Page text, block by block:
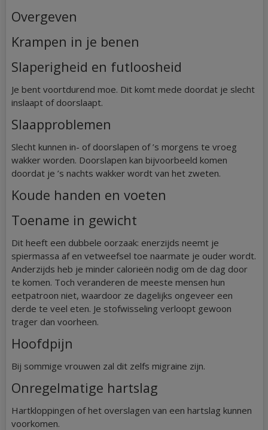
Overgeven
Krampen in je benen
Slaperigheid en futloosheid
Je bent voortdurend moe. Dit komt mede doordat je slecht
inslaapt of doorslaapt.
Slaapproblemen
Slecht kunnen in- of doorslapen of ’s morgens te vroeg
wakker worden. Doorslapen kan bijvoorbeeld komen
doordat je ’s nachts wakker wordt van het zweten.
Koude handen en voeten
Toename in gewicht
Dit heeft een dubbele oorzaak: enerzijds neemt je
spiermassa af en vetweefsel toe naarmate je ouder wordt.
Anderzijds heb je minder calorieën nodig om de dag door
te komen. Toch veranderen de meeste mensen hun
eetpatroon niet, waardoor ze dagelijks ongeveer een
derde te veel eten. Je stofwisseling verloopt gewoon
trager dan voorheen.
Hoofdpijn
Bij sommige vrouwen zal dit zelfs migraine zijn.
Onregelmatige hartslag
Hartkloppingen of het overslagen van een hartslag kunnen
voorkomen.